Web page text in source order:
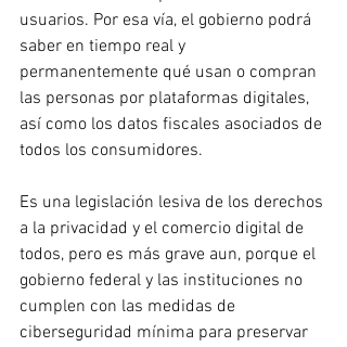
usuarios. Por esa vía, el gobierno podrá
saber en tiempo real y
permanentemente qué usan o compran
las personas por plataformas digitales,
así como los datos fiscales asociados de
todos los consumidores.
Es una legislación lesiva de los derechos
a la privacidad y el comercio digital de
todos, pero es más grave aun, porque el
gobierno federal y las instituciones no
cumplen con las medidas de
ciberseguridad mínima para preservar